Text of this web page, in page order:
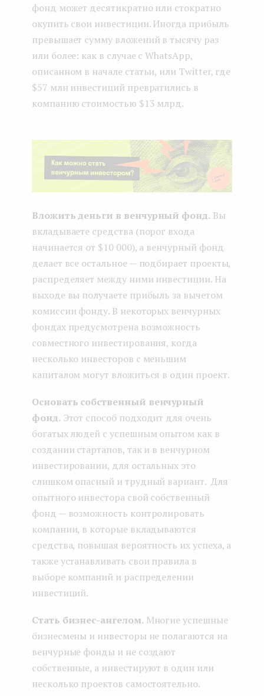
фонд может десятикратно или стократно
окупить свои инвестиции. Иногда прибыль
превышает сумму вложений в тысячу раз
или более: как в случае с WhatsApp,
описанном в начале статьи, или Twitter, где
$57 млн инвестиций превратились в
компанию стоимостью $13 млрд.
Вложить деньги в венчурный фонд. Вы
вкладываете средства (порог входа
начинается от $10 000), а венчурный фонд
делает все остальное — подбирает проекты,
распределяет между ними инвестиции. На
выходе вы получаете прибыль за вычетом
комиссии фонду. В некоторых венчурных
фондах предусмотрена возможность
совместного инвестирования, когда
несколько инвесторов с меньшим
капиталом могут вложиться в один проект.
Основать собственный венчурный
фонд. Этот способ подходит для очень
богатых людей с успешным опытом как в
создании стартапов, так и в венчурном
инвестировании, для остальных это
слишком опасный и трудный вариант. Для
опытного инвестора свой собственный
фонд — возможность контролировать
компании, в которые вкладываются
средства, повышая вероятность их успеха, а
также устанавливать свои правила в
выборе компаний и распределении
инвестиций.
Стать бизнес-ангелом. Многие успешные
бизнесмены и инвесторы не полагаются на
венчурные фонды и не создают
собственные, а инвестируют в один или
несколько проектов самостоятельно.